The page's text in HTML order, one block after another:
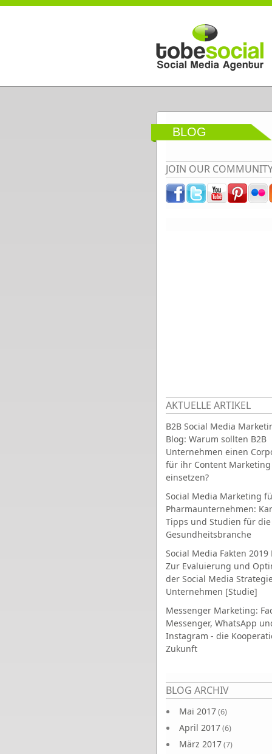
Direkt zum Inhalt
BLOG
JOIN OUR
AKTUELLE ARTIKEL
B2B Social Media
Blog: Warum sollten B2B
Unternehmen einen
für ihr Content Marketing
einsetzen?
Social Media Marketing
Pharmaunternehmen:
Tipps und Studien für die
Gesundheitsbranche
Social Media Fakten 2019
Zur Evaluierung und
der Social Media
Unternehmen [Studie]
Messenger Marketing:
Messenger, WhatsApp
Instagram - die
Zukunft
BLOG ARCHIV
Mai 2017(6)
April 2017(6)
März 2017(7)
Seiten